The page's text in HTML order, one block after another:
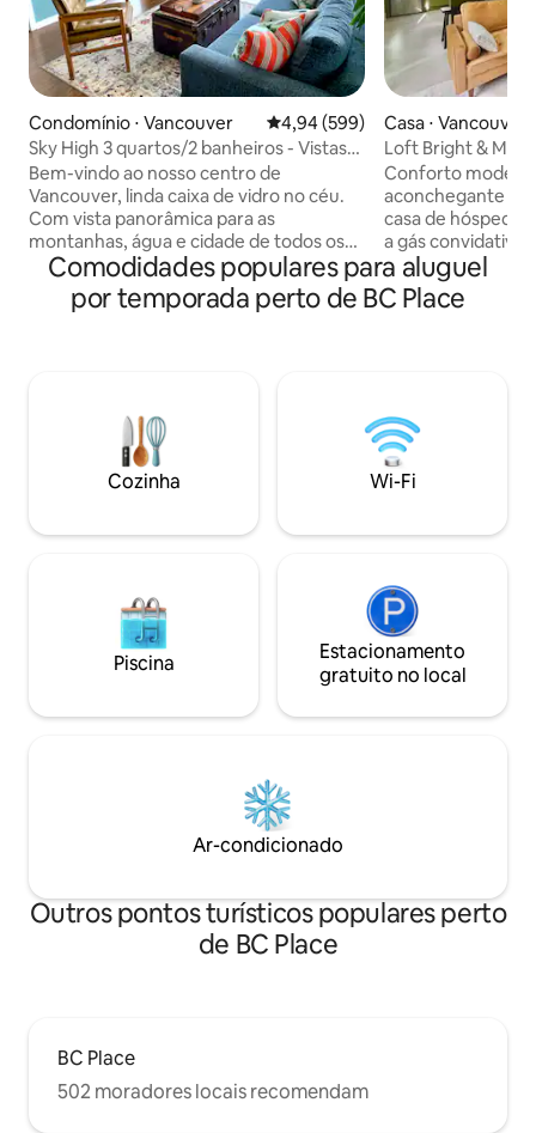
Condomínio ⋅ Vancouver 4,94 de uma avaliação média de
4,94 (599)
Sky High 3 quartos/2 banheiros - Vistas
deslumbrantes! Estacionamento
gratuito.
Bem-vindo ao nosso centro de
Vancouver, linda caixa de vidro no céu.
Com vista panorâmica para as
montanhas, água e cidade de todos os
quartos, você vai experimentar
exatamente por que amamos tanto o
nosso apartamento e Vancouver. Uma
quadrados de espaço de designer
eclético! Como um Superhost do Airbnb
de longa data, por favor, veja meu perfil
para mais de 600 comentários fabulosos
e a localização.
Casa ⋅ Vancouver
Loft Bright &
Conforto
aconchegante
casa de
a gás convidativa
cama king size, é
relaxar após um dia
casa
restaurantes,
Vancouver. E o
minutos a pé. Onde o estilo moderno
encontra o calor
Comodidades populares para aluguel
por temporada perto de BC Place
Cozinha Wi-Fi
Piscina
Estacionamento
gratuito no local
Ar-condicionado
Outros pontos turísticos populares perto
de BC Place
BC Place
502 moradores locais recomendam